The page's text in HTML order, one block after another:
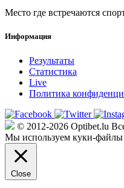
Место где встречаются
Информация
Результаты
Статистика
Live
Политика
© 2012-2026 Optibet.lu
Мы используем куки-файлы
Close